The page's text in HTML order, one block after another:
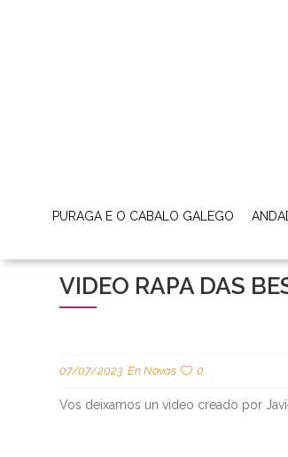
PURAGA E O CABALO GALEGO
VIDEO RAPA DAS
07/07/2023 EnNovas 0
Vos deixamos un video creado por